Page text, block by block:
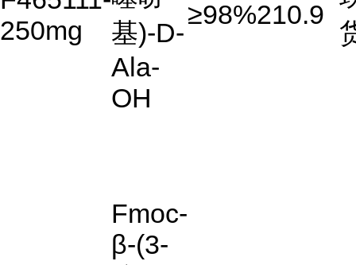
250mg
基)-D-
Ala-
OH
≥98%210.9
Fmoc-
β-(3-